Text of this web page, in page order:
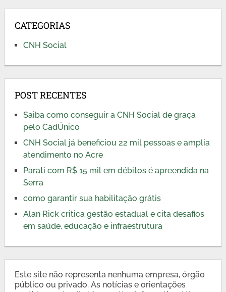
CATEGORIAS
CNH Social
POST RECENTES
Saiba como conseguir a CNH Social de graça
pelo CadÚnico
CNH Social já beneficiou 22 mil pessoas e amplia
atendimento no Acre
Parati com R$ 15 mil em débitos é apreendida na
Serra
como garantir sua habilitação grátis
Alan Rick critica gestão estadual e cita desafios
em saúde, educação e infraestrutura
Este site não representa nenhuma empresa, órgão
público ou privado. As notícias e orientações